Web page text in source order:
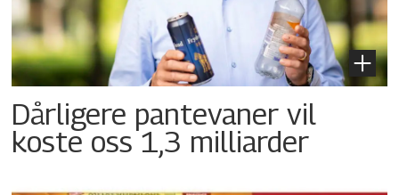
Dårligere pantevaner vil
koste oss 1,3 milliarder